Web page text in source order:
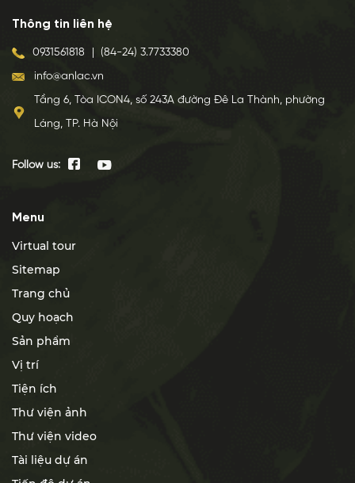
Thông tin liên hệ
0931561818 (84-24) 3.7733380
info@anlac.vn
Tầng 6, Tòa ICON4, số 243A đường Đê La Thành, phường
Láng, TP. Hà Nội
Follow us:
Menu
Virtual tour
Sitemap
Trang chủ
Quy hoạch
Sản phẩm
Vị trí
Tiện ích
Thư viện ảnh
Thư viện video
Tài liệu dự án